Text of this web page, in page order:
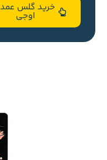
خرید گلس
اوجی